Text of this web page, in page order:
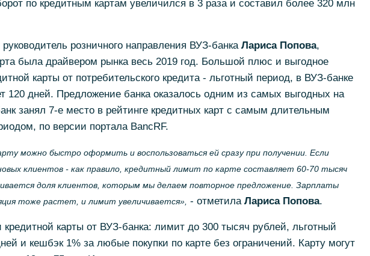
по кредитным картам увеличился в 3 раза и составил более 320 млн
руководитель розничного направления ВУЗ-банка Лариса Попова,
была драйвером рынка весь 2019 год. Большой плюс и выгодное
карты от потребительского кредита - льготный период, в ВУЗ-банке
120 дней. Предложение банка оказалось одним из самых выгодных на
занял 7-е место в рейтинге кредитных карт с самым длительным
по версии портала BancRF.
можно быстро оформить и воспользоваться ей сразу при получении. Если
клиентов - как правило, кредитный лимит по карте составляет 60-70 тысяч
доля клиентов, которым мы делаем повторное предложение. Зарплаты
тоже растет, и лимит увеличивается», - отметила Лариса Попова.
кредитной карты от ВУЗ-банка: лимит до 300 тысяч рублей, льготный
и кешбэк 1% за любые покупки по карте без ограничений. Карту могут